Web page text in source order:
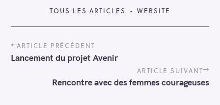
TOUS LES ARTICLES
WEBSITE
P
o
s
ARTICLE PRÉCÉDENT
Lancement du projet Avenir
ARTICLE SUIVANT
Rencontre avec des femmes courageuses